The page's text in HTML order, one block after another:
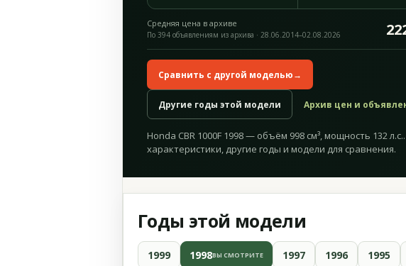
Средняя цена в архиве
По 394 объявлениям из архива · 28.06.2014–02.08.2026
Сравнить с другой моделью→
Другие годы этой модели Архив цен и
Honda CBR 1000F 1998 — объём 998 см³, мощность 132
характеристики, другие годы и модели для сравнения.
Годы этой модели
1999 1998ВЫ СМОТРИТЕ 1997 1996 1995